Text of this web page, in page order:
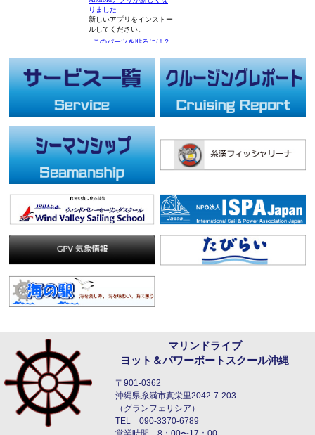
マリンドライブ
ヨット＆パワーボートスクール沖縄
〒901-0362
沖縄県糸満市真栄里2042-7-203
（グランフェリシア）
TEL 090-3370-6789